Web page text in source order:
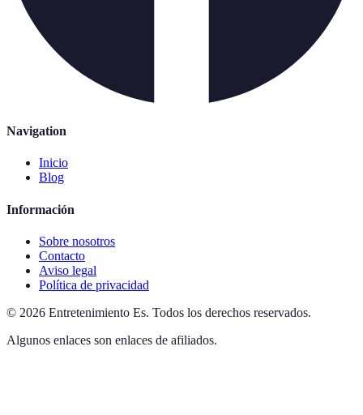
Navigation
Inicio
Blog
Información
Sobre nosotros
Contacto
Aviso legal
Política de privacidad
© 2026 Entretenimiento Es. Todos los derechos reservados.
Algunos enlaces son enlaces de afiliados.